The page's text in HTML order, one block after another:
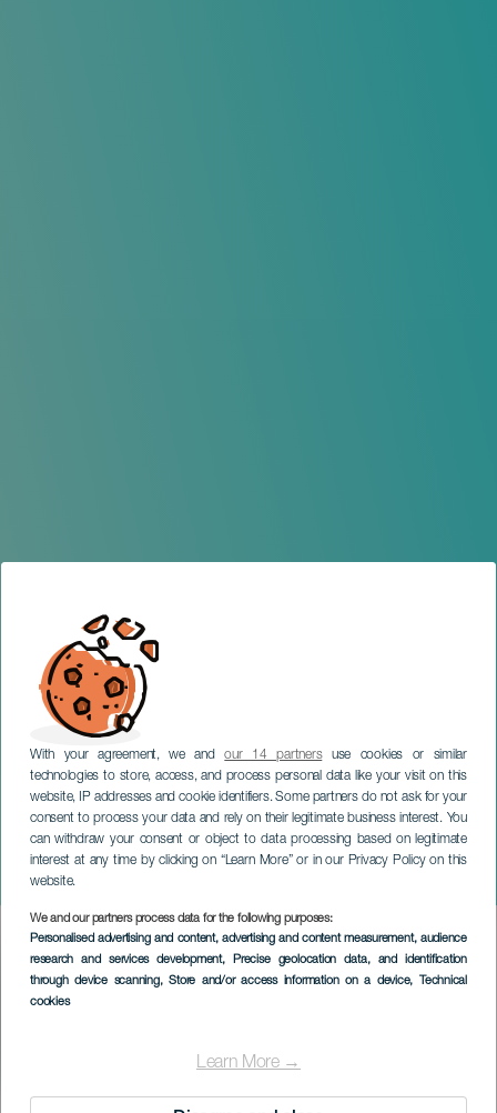
With your agreement, we andour 14 partnersuse cookies or similar
technologies to store, access, and process personal data like your visit on this
website, IP addresses and cookie identifiers. Some partners do not ask for your
consent to process your data and rely on their legitimate business interest. You
can withdraw your consent or object to data processing based on legitimate
interest at any time by clicking on “Learn More” or in our Privacy Policy on this
website.
We and our partners process data for the following purposes:
Personalised advertising and content, advertising and content measurement, audience
research and services development, Precise geolocation data, and identification
through device scanning, Store and/or access information on a device, Technical
cookies
Learn More →
Outdoor musicals -
Internationaal
filmmuziekfestival van
Tenerife (FIMUCITÉ)
TENERIFE
Imagen
Listado